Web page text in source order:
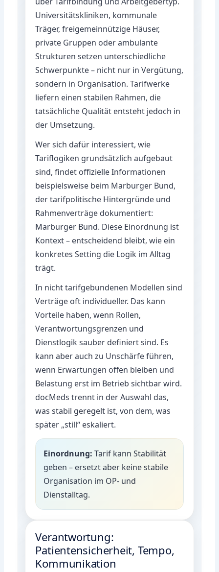
Universitätskliniken, kommunale
Träger, freigemeinnützige Häuser,
private Gruppen oder ambulante
Strukturen setzen unterschiedliche
Schwerpunkte – nicht nur in Vergütung,
sondern in Organisation. Tarifwerke
liefern einen stabilen Rahmen, die
tatsächliche Qualität entsteht jedoch in
der Umsetzung.
Wer sich dafür interessiert, wie
Tariflogiken grundsätzlich aufgebaut
sind, findet offizielle Informationen
beispielsweise beim Marburger Bund,
der tarifpolitische Hintergründe und
Rahmenverträge dokumentiert:
Marburger Bund. Diese Einordnung ist
Kontext – entscheidend bleibt, wie ein
konkretes Setting die Logik im Alltag
trägt.
In nicht tarifgebundenen Modellen sind
Verträge oft individueller. Das kann
Vorteile haben, wenn Rollen,
Verantwortungsgrenzen und
Dienstlogik sauber definiert sind. Es
kann aber auch zu Unschärfe führen,
wenn Erwartungen offen bleiben und
Belastung erst im Betrieb sichtbar wird.
docMeds trennt in der Auswahl das,
was stabil geregelt ist, von dem, was
später „still“ eskaliert.
Einordnung: Tarif kann Stabilität
geben – ersetzt aber keine stabile
Organisation im OP- und
Dienstalltag.
Verantwortung:
Patientensicherheit, Tempo,
Kommunikation